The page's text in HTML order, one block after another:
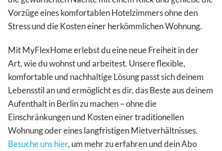
Vorzüge eines komfortablen Hotelzimmers ohne den
Stress und die Kosten einer herkömmlichen Wohnung.
Mit MyFlexHome erlebst du eine neue Freiheit in der
Art, wie du wohnst und arbeitest. Unsere flexible,
komfortable und nachhaltige Lösung passt sich deinem
Lebensstil an und ermöglicht es dir, das Beste aus deinem
Aufenthalt in Berlin zu machen – ohne die
Einschränkungen und Kosten einer traditionellen
Wohnung oder eines langfristigen Mietverhältnisses.
Besuche uns hier, um mehr zu erfahren und dein Abo